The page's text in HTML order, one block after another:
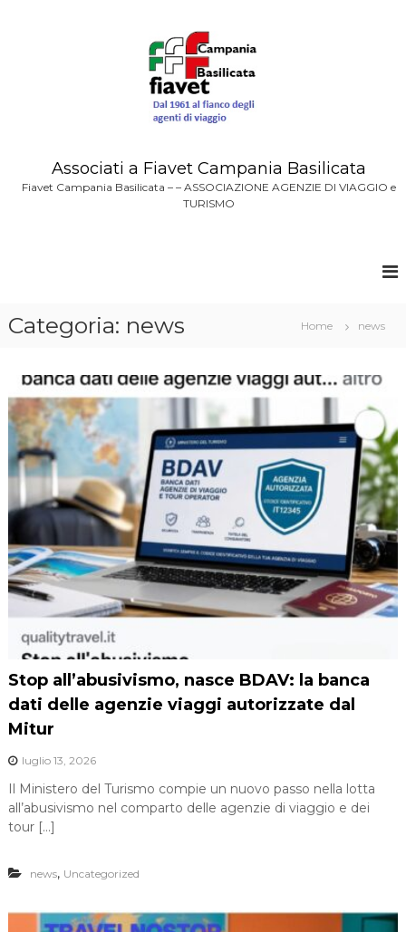
Associati a Fiavet Campania Basilicata
Fiavet Campania Basilicata – – ASSOCIAZIONE AGENZIE DI VIAGGIO e
TURISMO
Categoria: news Home news
Stop all’abusivismo, nasce BDAV: la banca
dati delle agenzie viaggi autorizzate dal
Mitur
luglio 13, 2026
Il Ministero del Turismo compie un nuovo passo nella lotta
all’abusivismo nel comparto delle agenzie di viaggio e dei
tour […]
news, Uncategorized